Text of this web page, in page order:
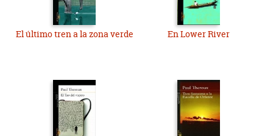
El último tren a la zona verde En Lower River